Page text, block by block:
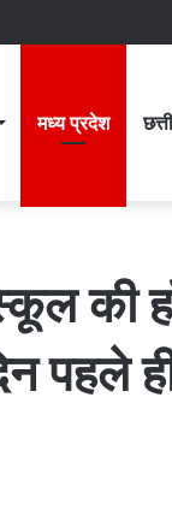
मध्य प्रदेश
स्कूल
पहले